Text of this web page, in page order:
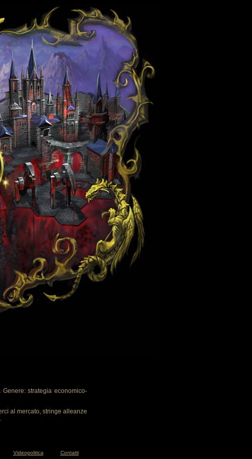
strategia economico-
al mercato, stringe alleanze
Videopolitica Contatti